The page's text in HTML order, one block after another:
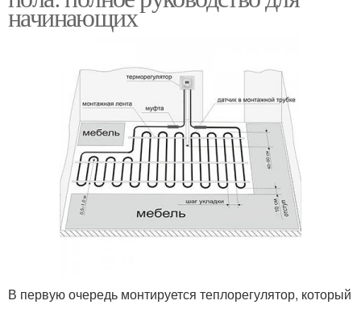
начинающих
В первую очередь монтируется теплорегулятор, который